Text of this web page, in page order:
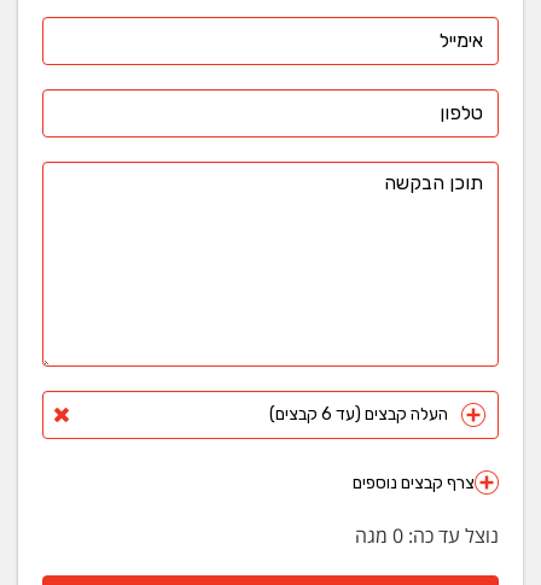
העלה קבצים (עד 6 קבצים)
צרף קבצים נוספים
נוצל עד כה: 0 מגה